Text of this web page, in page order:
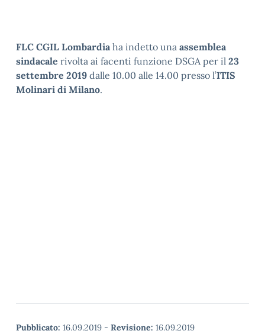
FLC CGIL Lombardiaha indetto una assemblea
sindacale rivolta ai facenti funzione DSGA per il 23
settembre 2019 dalle 10.00 alle 14.00 presso l’ITIS
Molinari di Milano.
Pubblicato: 16.09.2019 - Revisione: 16.09.2019